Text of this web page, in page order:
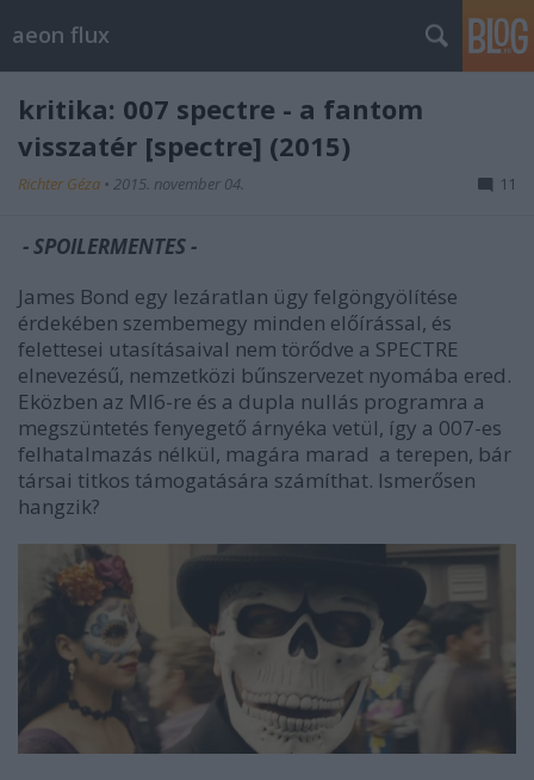
aeon flux
kritika: 007 spectre - a fantom
visszatér [spectre] (2015)
Richter Géza • 2015. november 04. 11
- SPOILERMENTES -
James Bond egy lezáratlan ügy felgöngyölítése
érdekében szembemegy minden előírással, és
felettesei utasításaival nem törődve a SPECTRE
elnevezésű, nemzetközi bűnszervezet nyomába ered.
Eközben az MI6-re és a dupla nullás programra a
megszüntetés fenyegető árnyéka vetül, így a 007-es
felhatalmazás nélkül, magára marad a terepen, bár
társai titkos támogatására számíthat. Ismerősen
hangzik?